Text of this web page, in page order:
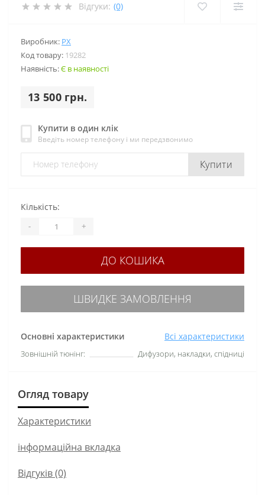
Відгуки: (0)
Виробник: PX
Код товару: 19282
Наявність:Є в наявності
13 500 грн.
Купити в один клік
Введіть номер телефону і ми передзвонимо
Купити
Основні характеристики Всі характеристики
Зовнішній тюнінг: Дифузори, накладки, спідниці
Кількість:
- +
ДО КОШИКА
ШВИДКЕ ЗАМОВЛЕННЯ
Огляд товару
Характеристики
інформаційна вкладка
Відгуків (0)